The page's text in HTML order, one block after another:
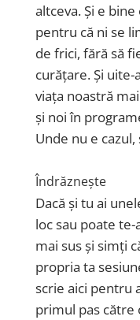
altceva. Și e
pentru că ni se
de frici, fără să
curățare. Și
viața noastră
și noi în
Unde nu e
Îndrăznește
Dacă și tu ai
loc sau poate
mai sus și simți
propria ta
scrie aici pentru
primul pas către